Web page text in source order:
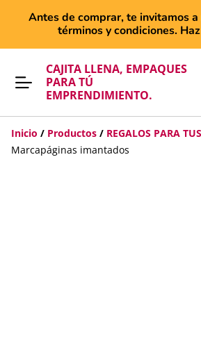
Antes de comprar, te invitamos
términos y condiciones.
CAJITA LLENA, EMPAQUES
PARA TÚ
EMPRENDIMIENTO.
Inicio / Productos / REGALOS PARA
Marcapáginas imantados